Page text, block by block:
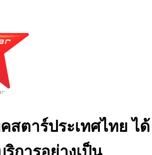
สตาร์ประเทศไทย ได้